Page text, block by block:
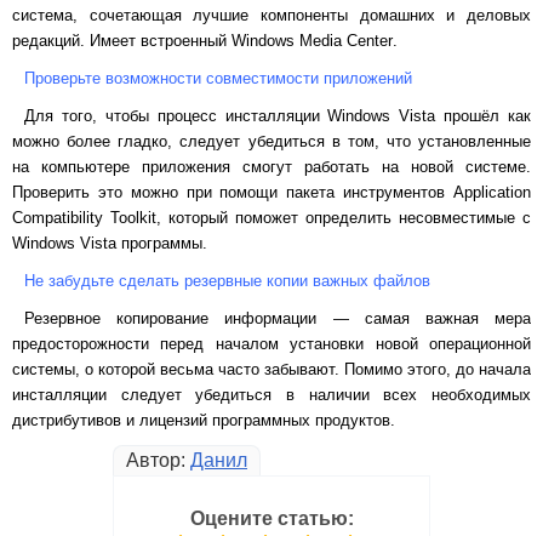
система, сочетающая лучшие компоненты домашних и деловых
редакций. Имеет встроенный Windows Media Center.
Проверьте возможности совместимости приложений
Для того, чтобы процесс инсталляцииWindows Vistaпрошёл как
можно более гладко, следует убедиться в том, что установленные
на компьютере приложения смогут работать на новой системе.
Проверить это можно при помощи пакета инструментов Application
Compatibility Toolkit, который поможет определить несовместимые с
Windows Vistaпрограммы.
Не забудьте сделать резервные копии важных файлов
Резервное копирование информации — самая важная мера
предосторожности перед началом установки новой операционной
системы, о которой весьма часто забывают. Помимо этого, до начала
инсталляции следует убедиться в наличии всех необходимых
дистрибутивов и лицензий программных продуктов.
Автор: Данил
Оцените статью: